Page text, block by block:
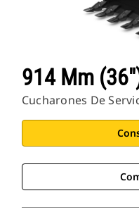
914 Mm
Cucharones De